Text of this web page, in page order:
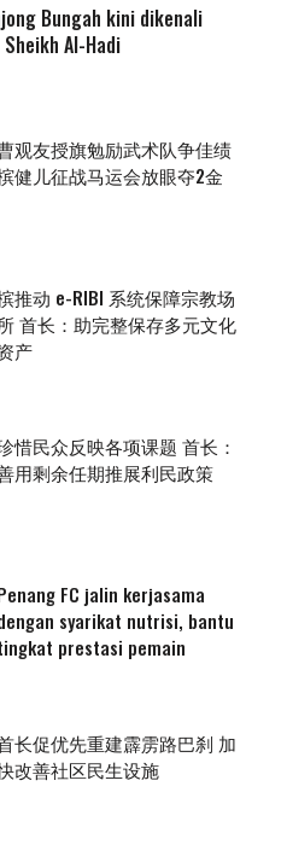
Bungah kini dikenali
Al-Hadi
观友授旗勉励武术队争佳绩
健儿征战马运会放眼夺2金
推动 e-RIBI 系统保障宗教场
所 首长：助完整保存多元文化
产
惜民众反映各项课题 首长：
用剩余任期推展利民政策
FC jalin kerjasama
syarikat nutrisi, bantu
prestasi pemain
长促优先重建霹雳路巴刹 加
改善社区民生设施